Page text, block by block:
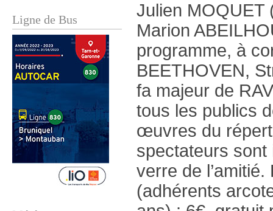
Ligne de Bus
Julien MOQUET
Marion
programme, à
BEETHOVEN,
fa majeur de
tous les publics
œuvres du
spectateurs
verre de
(adhérents